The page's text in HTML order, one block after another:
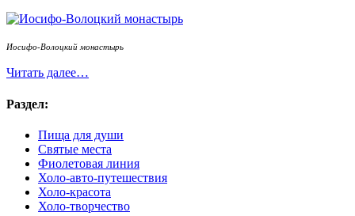
Иосифо-Волоцкий монастырь
Читать далее…
Раздел:
Пища для души
Святые места
Фиолетовая линия
Холо-авто-путешествия
Холо-красота
Холо-творчество